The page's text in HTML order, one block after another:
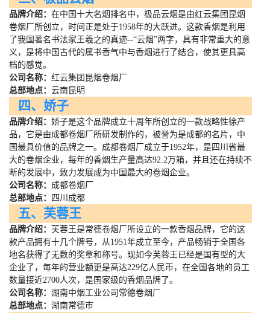
品牌介绍： 在中国十大名烟排名中，极品云烟是由红云集团昆烟
卷烟厂所创立，时间正是处于1958年的大跃进。这款香烟是利用
了我国著名书法家王羲之的真迹--“云烟”两字，具有非常重大的意
义，是将中国古代的属书香气中与香烟进行了结合，使其更具高
档的感觉。
公司名称： 红云集团昆烟卷烟厂
总部地点： 云南昆明
四、娇子
品牌介绍： 娇子是这个品牌成立十周年所创立的一款战略性徐产
品，它是由成都卷烟厂所研发制作的，被誉为是成都的名片，中
国最具价值的品牌之一。成都卷烟厂成立于1952年，是四川省最
大的卷烟企业，每年的香烟生产量高达92.2万箱，并且还在持续不
断的发展中，致力发展成为中国最大的卷烟企业。
公司名称： 成都卷烟厂
总部地点：
四川成都
五、芙蓉王
品牌介绍： 芙蓉王是常德卷烟厂所设立的一款香烟品牌，它的这
款产品拥有十几个牌号，从1951年成立至今，产品畅销于全国各
地名获得了无数的奖章和称号。现如今芙蓉王已经是国有型的大
企业了，每年的营业额更是高达229亿人民币，在全国各地的员工
数量接近2700人次，是国家级的香烟品牌了。
公司名称： 湖南中烟工业公司常德卷烟厂
总部地点： 湖南常德市